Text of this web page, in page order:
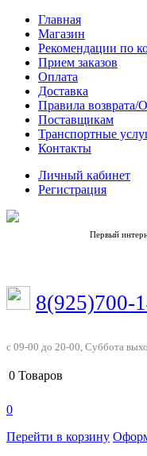
Главная
Магазин
Рекомендации по
Прием заказов
Оплата
Доставка
Правила возврата/
Поставщикам
Транспортные
Контакты
Личный кабинет
Регистрация
Первый
8(925)700-
с 09-00 до 20-00, Суббота
0 Товаров
0
Перейти в корзину